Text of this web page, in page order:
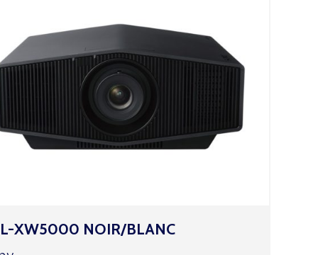
XW5000 NOIR/BLANC